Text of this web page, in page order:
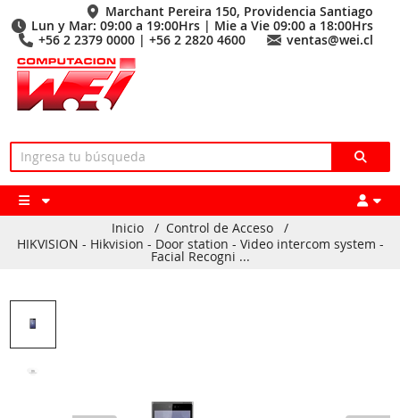
Marchant Pereira 150, Providencia Santiago
Lun y Mar: 09:00 a 19:00Hrs | Mie a Vie 09:00 a 18:00Hrs
+56 2 2379 0000 | +56 2 2820 4600
ventas@wei.cl
Inicio / Control de Acceso
/
HIKVISION - Hikvision - Door station - Video intercom system -
Facial Recogni ...